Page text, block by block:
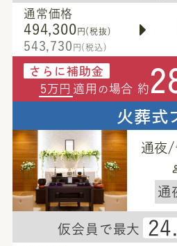
通常価格
494,300 円(税抜)
543,730 円(税込)
さらに補助金
5万円 適用 の 場合 約
火葬式
通夜/
通
仮会員で最大